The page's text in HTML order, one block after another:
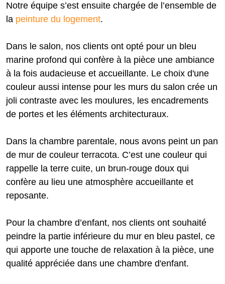
Notre équipe s’est ensuite chargée de l’ensemble de
la peinture du logement.
Dans le salon, nos clients ont opté pour un bleu
marine profond qui confère à la pièce une ambiance
à la fois audacieuse et accueillante. Le choix d'une
couleur aussi intense pour les murs du salon crée un
joli contraste avec les moulures, les encadrements
de portes et les éléments architecturaux.
Dans la chambre parentale, nous avons peint un pan
de mur de couleur terracota. C’est une couleur qui
rappelle la terre cuite, un brun-rouge doux qui
confère au lieu une atmosphère accueillante et
reposante.
Pour la chambre d’enfant, nos clients ont souhaité
peindre la partie inférieure du mur en bleu pastel, ce
qui apporte une touche de relaxation à la pièce, une
qualité appréciée dans une chambre d'enfant.